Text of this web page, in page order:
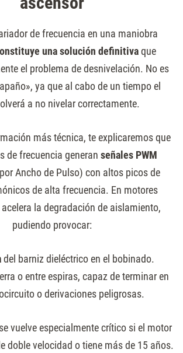
de frecuencia en una maniobra
una solución definitivaque
el problema de desnivelación. No es
ya que al cabo de un tiempo el
a no nivelar correctamente.
más técnica, te explicaremos que
de frecuencia generan señales PWM
Ancho de Pulso) con altos picos de
de alta frecuencia. En motores
la degradación de aislamiento,
pudiendo provocar:
del barniz dieléctrico en el bobinado.
o entre espiras, capaz de terminar en
o derivaciones peligrosas.
vuelve especialmente crítico si el motor
doble velocidad o tiene más de 15 años.